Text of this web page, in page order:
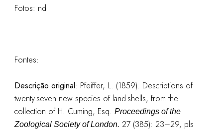
Fotos: nd
Fontes:
Descrição original: Pfeiffer, L. (1859). Descriptions of
twenty-seven new species of land-shells, from the
collection of H. Cuming, Esq. Proceedings of the
Zoological Society of London. 27 (385): 23–29, pls